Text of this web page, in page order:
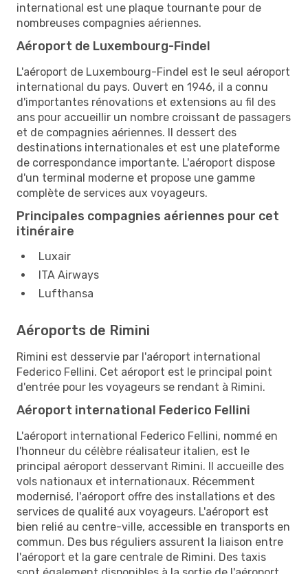
international est une plaque tournante pour de
nombreuses compagnies aériennes.
Aéroport de Luxembourg-Findel
L'aéroport de Luxembourg-Findel est le seul aéroport
international du pays. Ouvert en 1946, il a connu
d'importantes rénovations et extensions au fil des
ans pour accueillir un nombre croissant de passagers
et de compagnies aériennes. Il dessert des
destinations internationales et est une plateforme
de correspondance importante. L'aéroport dispose
d'un terminal moderne et propose une gamme
complète de services aux voyageurs.
Principales compagnies aériennes pour cet
itinéraire
Luxair
ITA Airways
Lufthansa
Aéroports de Rimini
Rimini est desservie par l'aéroport international
Federico Fellini. Cet aéroport est le principal point
d'entrée pour les voyageurs se rendant à Rimini.
Aéroport international Federico Fellini
L'aéroport international Federico Fellini, nommé en
l'honneur du célèbre réalisateur italien, est le
principal aéroport desservant Rimini. Il accueille des
vols nationaux et internationaux. Récemment
modernisé, l'aéroport offre des installations et des
services de qualité aux voyageurs. L'aéroport est
bien relié au centre-ville, accessible en transports en
commun. Des bus réguliers assurent la liaison entre
l'aéroport et la gare centrale de Rimini. Des taxis